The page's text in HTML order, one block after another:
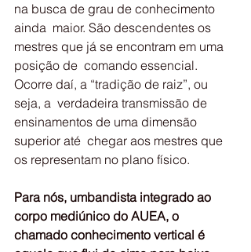
na busca de grau de conhecimento
ainda  maior. São descendentes os
mestres que já se encontram em uma
posição de  comando essencial.
Ocorre daí, a “tradição de raiz”, ou
seja, a  verdadeira transmissão de
ensinamentos de uma dimensão
superior até  chegar aos mestres que
os representam no plano físico.
Para nós, umbandista integrado ao
corpo mediúnico do AUEA, o
chamado conhecimento vertical é